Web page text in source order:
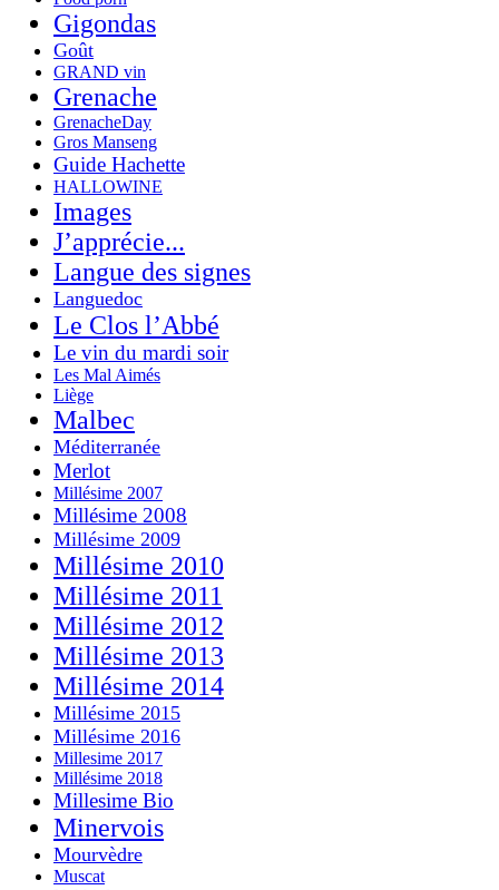
Gigondas
Goût
GRAND vin
Grenache
GrenacheDay
Gros Manseng
Guide Hachette
HALLOWINE
Images
J’apprécie...
Langue des signes
Languedoc
Le Clos l’Abbé
Le vin du mardi soir
Les Mal Aimés
Liège
Malbec
Méditerranée
Merlot
Millésime 2007
Millésime 2008
Millésime 2009
Millésime 2010
Millésime 2011
Millésime 2012
Millésime 2013
Millésime 2014
Millésime 2015
Millésime 2016
Millesime 2017
Millésime 2018
Millesime Bio
Minervois
Mourvèdre
Muscat